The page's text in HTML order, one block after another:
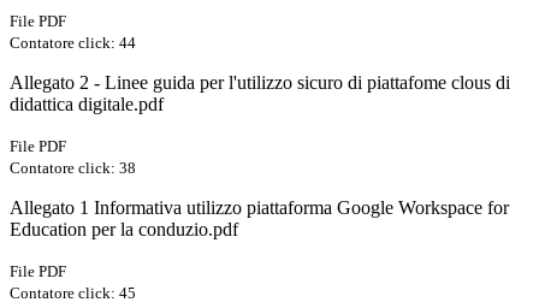
File PDF
Contatore click: 44
Allegato 2 - Linee guida per l'utilizzo sicuro di piattafome clous di
didattica digitale.pdf
File PDF
Contatore click: 38
Allegato 1 Informativa utilizzo piattaforma Google Workspace for
Education per la conduzio.pdf
File PDF
Contatore click: 45